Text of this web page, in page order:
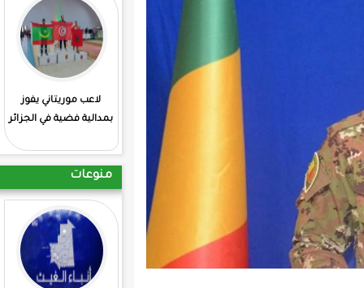
لاعب موريتاني يفوز
بمدالية فضية في الجزائر
: انطلاق منافسات
الشطرنج بمشاركة